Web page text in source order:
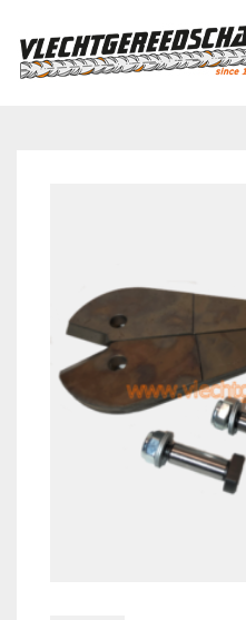
BOUTENSCHAREN
C-RINGTOOL
DRAADBINDER
ELEKTRISCH KNIPPEN
CONTACT
0